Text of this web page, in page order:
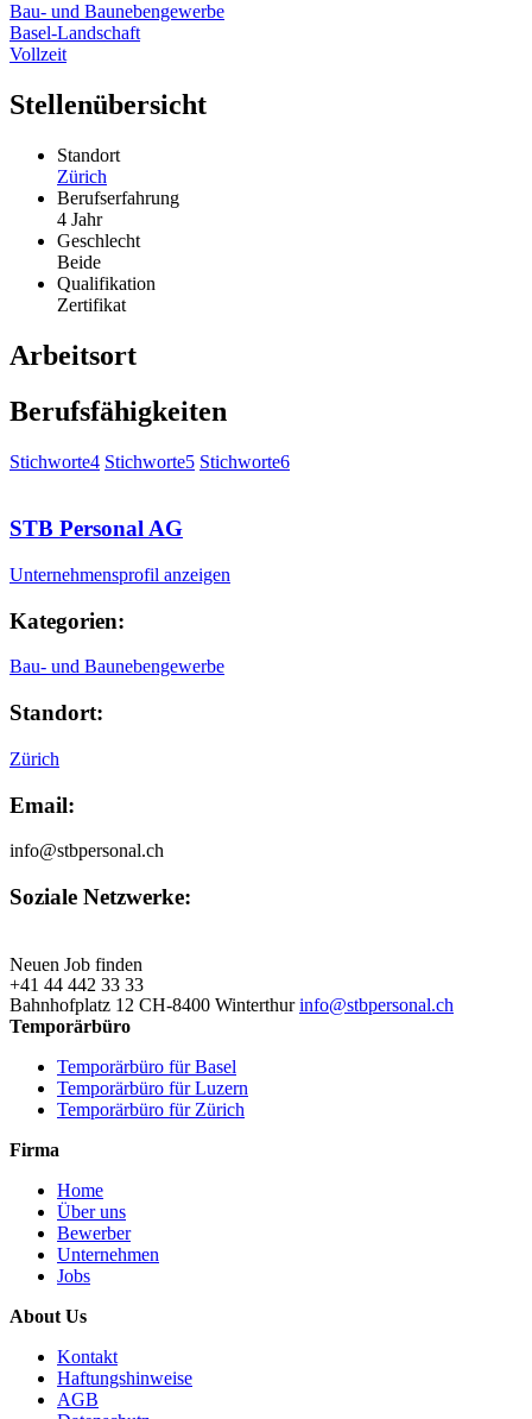
Bau- und Baunebengewerbe
Basel-Landschaft
Vollzeit
Stellenübersicht
Standort
Zürich
Berufserfahrung
4 Jahr
Geschlecht
Beide
Qualifikation
Zertifikat
Arbeitsort
Berufsfähigkeiten
Stichworte4 Stichworte5 Stichworte6
STB Personal AG
Unternehmensprofil anzeigen
Kategorien:
Bau- und Baunebengewerbe
Standort:
Zürich
Email:
info@stbpersonal.ch
Soziale Netzwerke:
Neuen Job finden
+41 44 442 33 33
Bahnhofplatz 12 CH-8400 Winterthurinfo@stbpersonal.ch
Temporärbüro
Temporärbüro für Basel
Temporärbüro für Luzern
Temporärbüro für Zürich
Firma
Home
Über uns
Bewerber
Unternehmen
Jobs
About Us
Kontakt
Haftungshinweise
AGB